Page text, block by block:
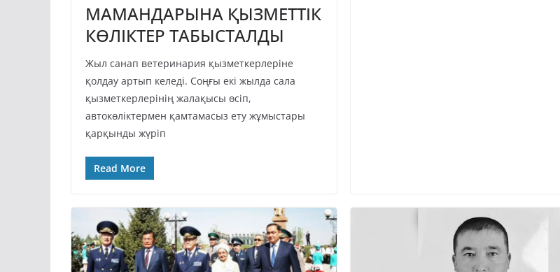
МАМАНДАРЫНА ҚЫЗМЕТТІК
КӨЛІКТЕР ТАБЫСТАЛДЫ
Жыл санап ветеринария қызметкерлеріне
қолдау артып келеді. Соңғы екі жылда сала
қызметкерлерінің жалақысы өсіп,
автокөліктермен қамтамасыз ету жұмыстары
қарқынды жүріп
Read More